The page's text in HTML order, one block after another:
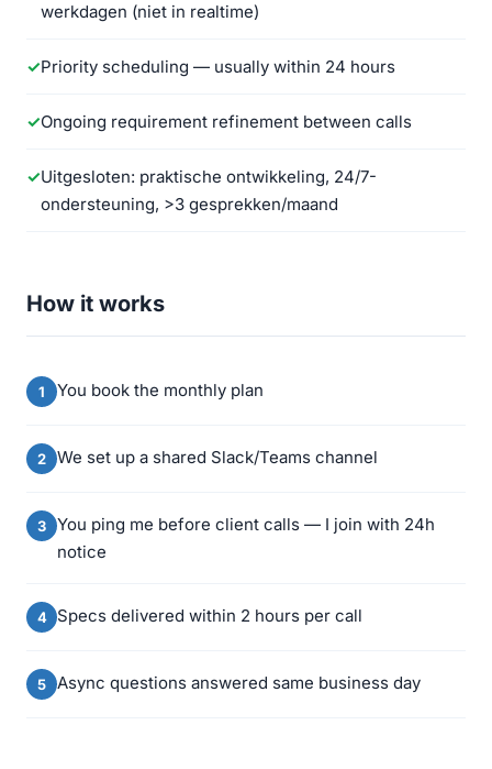
werkdagen (niet in realtime)
Priority scheduling — usually within 24 hours
Ongoing requirement refinement between calls
Uitgesloten: praktische ontwikkeling, 24/7-
ondersteuning, >3 gesprekken/maand
How it works
You book the monthly plan
We set up a shared Slack/Teams channel
You ping me before client calls — I join with 24h
notice
Specs delivered within 2 hours per call
Async questions answered same business day